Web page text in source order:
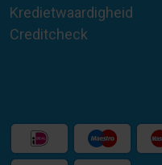
Kredietwaardigheid
Creditcheck